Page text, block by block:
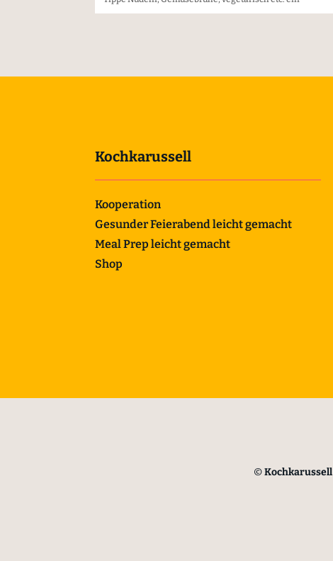
Kochkarussell
Kooperation
Gesunder Feierabend leicht gemacht
Meal Prep leicht gemacht
Shop
©Kochkarussell